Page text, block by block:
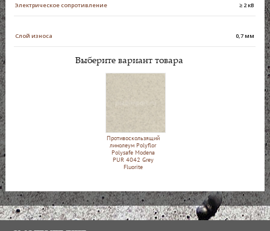
Электрическое сопротивление ≥ 2 кВ
Слой износа 0,7 мм
Выберите вариант товара
Противоскользящий
линолеум Polyflor
Polysafe Modena
PUR 4042 Grey
Fluorite